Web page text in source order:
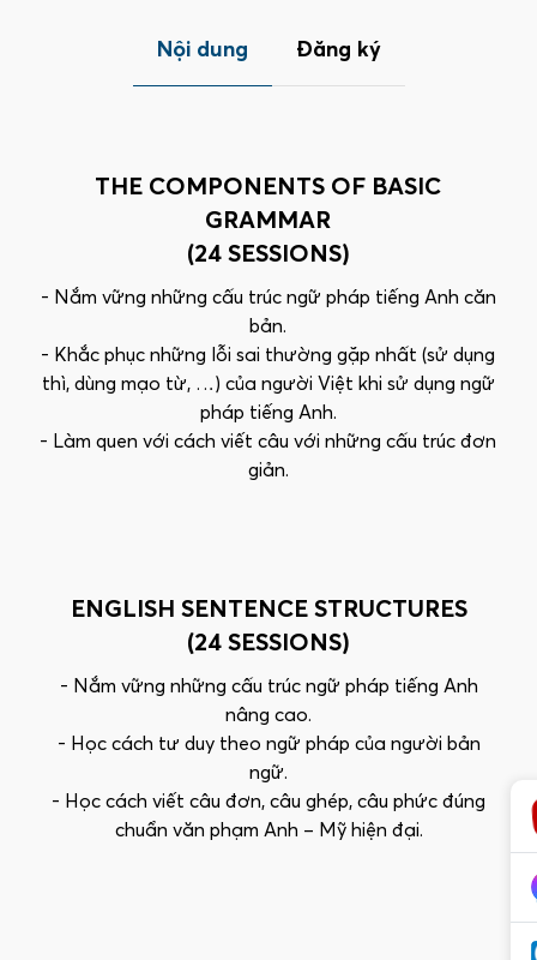
Nội dung Đăng ký
THE COMPONENTS OF BASIC
GRAMMAR
(24 SESSIONS)
- Nắm vững những cấu trúc ngữ pháp tiếng Anh căn
bản.
- Khắc phục những lỗi sai thường gặp nhất (sử dụng
thì, dùng mạo từ, …) của người Việt khi sử dụng ngữ
pháp tiếng Anh.
- Làm quen với cách viết câu với những cấu trúc đơn
giản.
ENGLISH SENTENCE STRUCTURES
(24 SESSIONS)
- Nắm vững những cấu trúc ngữ pháp tiếng Anh
nâng cao.
- Học cách tư duy theo ngữ pháp của người bản
ngữ.
- Học cách viết câu đơn, câu ghép, câu phức đúng
chuẩn văn phạm Anh – Mỹ hiện đại.